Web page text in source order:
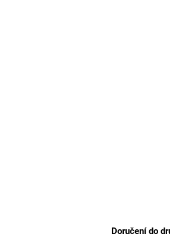
Doručení do